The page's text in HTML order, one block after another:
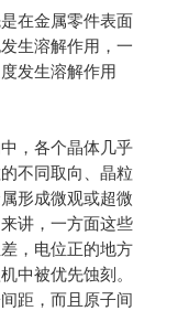
在金属零件表面
生溶解作用，一
发生溶解作用
，各个晶体几乎
不同取向、晶粒
形成微观或超微
讲，一方面这些
，电位正的地方
中被优先蚀刻。
距，而且原子间